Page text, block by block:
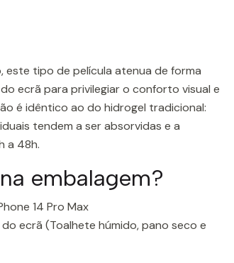
tipo de película atenua de forma
ecrã para privilegiar o conforto visual e
é idêntico ao do hidrogel tradicional:
tendem a ser absorvidas e a
a 48h.
embalagem?
14 Pro Max
ecrã (Toalhete húmido, pano seco e